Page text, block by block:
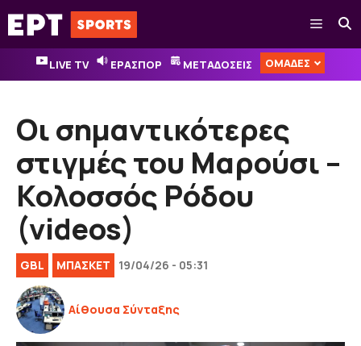
Μετάβαση
σε
περιεχόμενο
Μενού
LIVE TV ΕΡΑΣΠΟΡ ΜΕΤΑΔΟΣΕΙΣ ΟΜΑΔΕΣ
Οι σημαντικότερες
στιγμές του Μαρούσι –
Κολοσσός Ρόδου
(videos)
GBL ΜΠΑΣΚΕΤ 19/04/26 - 05:31
Αίθουσα Σύνταξης